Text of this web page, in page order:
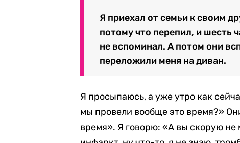
Я приехал от семьи к своим
потому что перепил, и шесть
не вспоминал. А потом они
переложили меня на диван.
Я просыпаюсь, а уже утро как
мы провели вообще это время?»
время». Я говорю: «А вы скорую не